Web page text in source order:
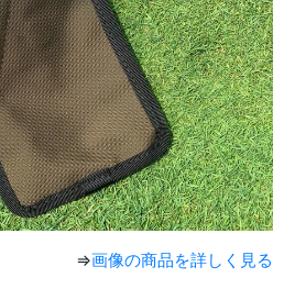
⇒画像の商品を詳しく見る